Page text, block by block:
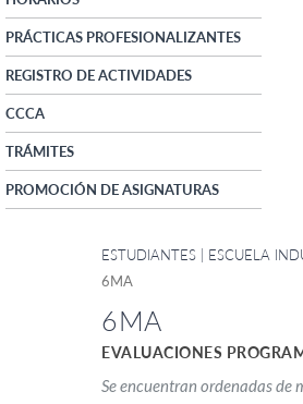
PRÁCTICAS PROFESIONALIZANTES
REGISTRO DE ACTIVIDADES
CCCA
TRÁMITES
PROMOCIÓN DE ASIGNATURAS
ESTUDIANTES | ESCUELA
6MA
6MA
EVALUACIONES
Se encuentran ordenadas de